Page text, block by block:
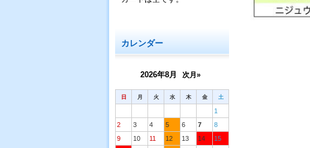
カレンダー
2026年8月 次月»
日 月 火 水 木 金 土
1
2
3 4 5 6 7
8
9
10 11 12 13 14
15